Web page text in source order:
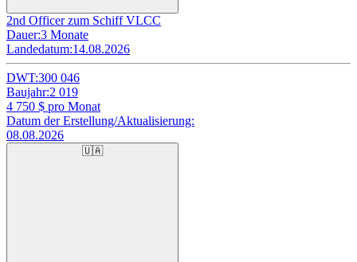
2nd Officer zum Schiff VLCC
Dauer:3 Monate
Landedatum:14.08.2026
DWT:300 046
Baujahr:2 019
4 750 $ pro Monat
Datum der Erstellung/Aktualisierung:
08.08.2026
🇺🇦